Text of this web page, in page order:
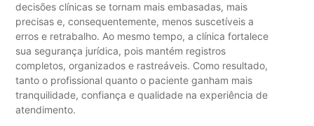
decisões clínicas se tornam mais embasadas, mais
precisas e, consequentemente, menos suscetíveis a
erros e retrabalho. Ao mesmo tempo, a clínica fortalece
sua segurança jurídica, pois mantém registros
completos, organizados e rastreáveis. Como resultado,
tanto o profissional quanto o paciente ganham mais
tranquilidade, confiança e qualidade na experiência de
atendimento.